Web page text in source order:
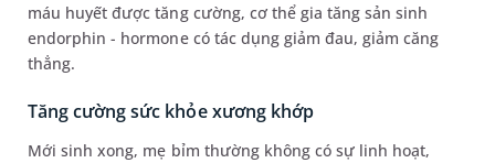
máu huyết được tăng cường, cơ thể gia tăng sản sinh
endorphin - hormone có tác dụng giảm đau, giảm căng
thẳng.
Tăng cường sức khỏe xương khớp
Mới sinh xong, mẹ bỉm thường không có sự linh hoạt,